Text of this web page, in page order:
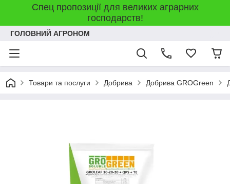
Спец пропозиції для великих аграрних
господарств!
ГОЛОВНИЙ АГРОНОМ
Товари та послуги Добрива Добрива GROGreen